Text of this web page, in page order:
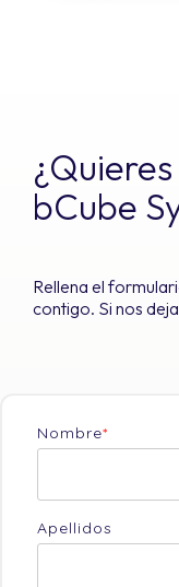
bCube
Rellena el
contigo. Si nos
Nombre*
Apellidos